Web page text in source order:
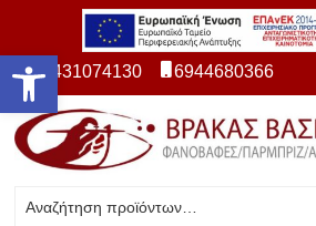
Ανοίξτε τη γραμμή εργαλείων 2431074130 6944680366